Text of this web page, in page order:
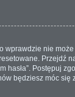
wprawdzie nie
Przejdź
hasła”. Postępuj
będziesz móc się